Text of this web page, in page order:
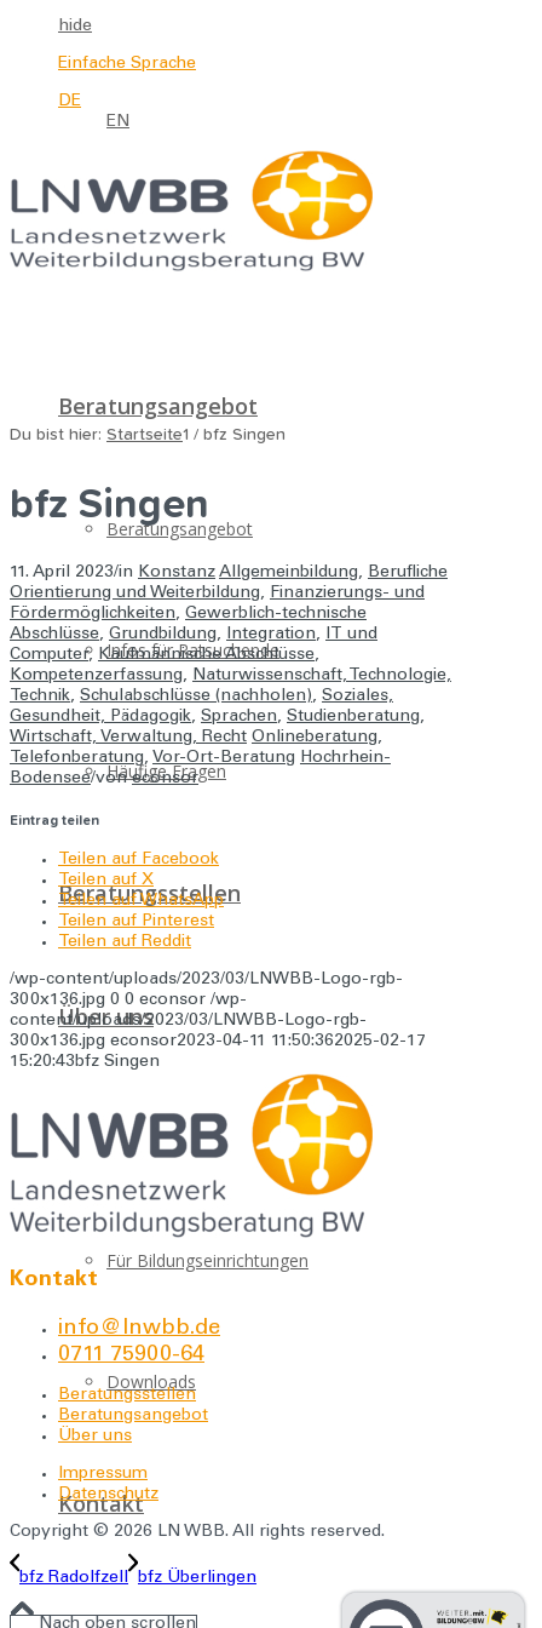
hide
Einfache Sprache
DE
EN
Beratungsangebot
Beratungsangebot
Infos für Ratsuchende
Häufige Fragen
Beratungsstellen
Über uns
Über uns
Für Bildungseinrichtungen
Downloads
Kontakt
Du bist hier: Startseite1 / bfz Singen
bfz Singen
11. April 2023/in Konstanz Allgemeinbildung, Berufliche
Orientierung und Weiterbildung, Finanzierungs- und
Fördermöglichkeiten, Gewerblich-technische
Abschlüsse, Grundbildung, Integration, IT und
Computer, Kaufmännische Abschlüsse,
Kompetenzerfassung, Naturwissenschaft, Technologie,
Technik, Schulabschlüsse (nachholen), Soziales,
Gesundheit, Pädagogik, Sprachen, Studienberatung,
Wirtschaft, Verwaltung, Recht Onlineberatung,
Telefonberatung, Vor-Ort-Beratung Hochrhein-
Bodensee/voneconsor
Eintrag teilen
Teilen auf Facebook
Teilen auf X
Teilen auf WhatsApp
Teilen auf Pinterest
Teilen auf Reddit
/wp-content/uploads/2023/03/LNWBB-Logo-rgb-
300x136.jpg 0 0 econsor /wp-
content/uploads/2023/03/LNWBB-Logo-rgb-
300x136.jpg econsor2023-04-11 11:50:362025-02-17
15:20:43bfz Singen
Kontakt
info@lnwbb.de
0711 75900-64
Beratungsstellen
Beratungsangebot
Über uns
Impressum
Datenschutz
Copyright © 2026 LN WBB. All rights reserved.
bfz Radolfzell bfz Überlingen